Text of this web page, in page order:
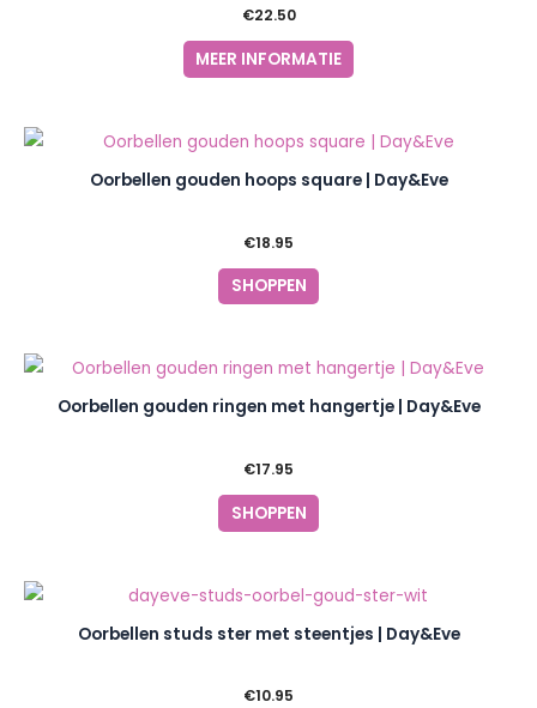
€22.50
MEER INFORMATIE
Oorbellen gouden hoops square | Day&Eve
€18.95
SHOPPEN
Oorbellen gouden ringen met hangertje | Day&Eve
€17.95
SHOPPEN
Oorbellen studs ster met steentjes | Day&Eve
€10.95